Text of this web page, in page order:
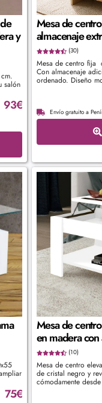
y
salón
93€
Mesa de
almacenaje
(30)
Mesa de centro fija
Con almacenaje
ordenado. Diseño
Envío gratuito a
75€
Mesa de
en madera
(10)
Mesa de centro
de cristal negro y
cómodamente